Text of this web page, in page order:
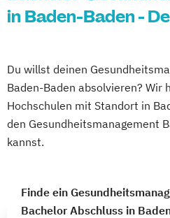
in Baden-Baden -
Du willst deinen
Baden-Baden absolvieren? Wir
Hochschulen mit Standort in
den Gesundheitsmanagement
kannst.
Finde ein
Bachelor Abschluss in